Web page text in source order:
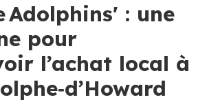
Adolphins' : une
pour
l’achat local à